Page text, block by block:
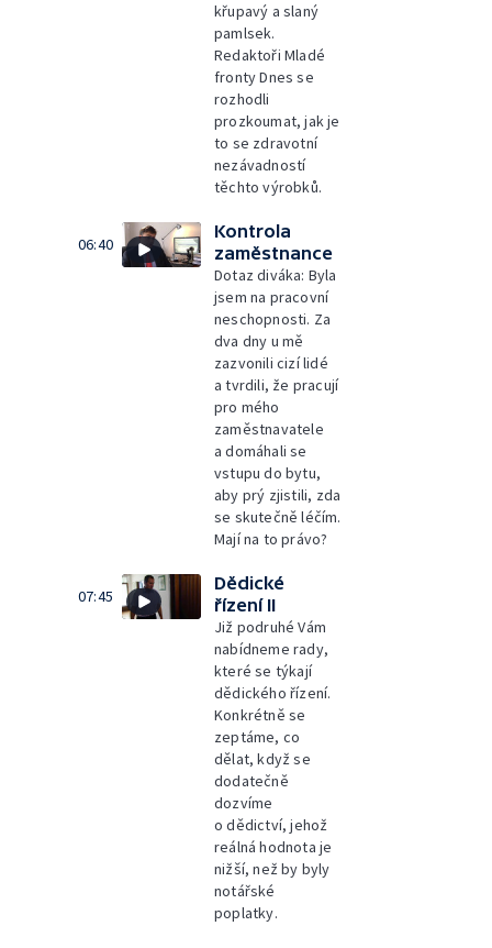
křupavý a slaný
pamlsek.
Redaktoři Mladé
fronty Dnes se
rozhodli
prozkoumat, jak je
to se zdravotní
nezávadností
těchto výrobků.
06:40
Kontrola
zaměstnance
Dotaz diváka: Byla
jsem na pracovní
neschopnosti. Za
dva dny u mě
zazvonili cizí lidé
a tvrdili, že pracují
pro mého
zaměstnavatele
a domáhali se
vstupu do bytu,
aby prý zjistili, zda
se skutečně léčím.
Mají na to právo?
07:45
Dědické
řízení II
Již podruhé Vám
nabídneme rady,
které se týkají
dědického řízení.
Konkrétně se
zeptáme, co
dělat, když se
dodatečně
dozvíme
o dědictví, jehož
reálná hodnota je
nižší, než by byly
notářské
poplatky.